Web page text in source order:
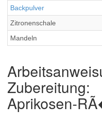
Backpulver
Zitronenschale
Mandeln
Zubereitung:
Aprikosen-